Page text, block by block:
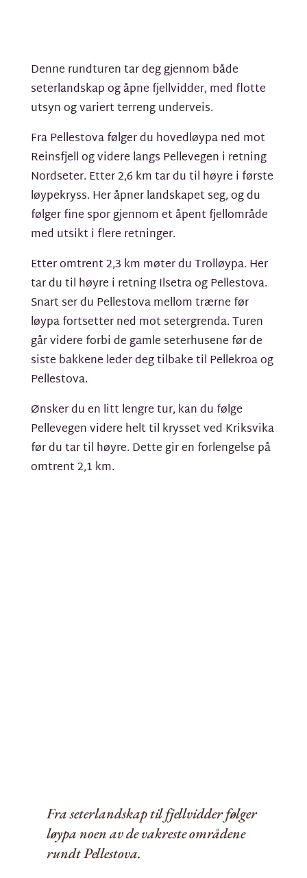
Denne rundturen tar deg gjennom både
seterlandskap og åpne fjellvidder, med flotte
utsyn og variert terreng underveis.
Fra Pellestova følger du hovedløypa ned mot
Reinsfjell og videre langs Pellevegen i retning
Nordseter. Etter 2,6 km tar du til høyre i første
løypekryss. Her åpner landskapet seg, og du
følger fine spor gjennom et åpent fjellområde
med utsikt i flere retninger.
Etter omtrent 2,3 km møter du Trolløypa. Her
tar du til høyre i retning Ilsetra og Pellestova.
Snart ser du Pellestova mellom trærne før
løypa fortsetter ned mot setergrenda. Turen
går videre forbi de gamle seterhusene før de
siste bakkene leder deg tilbake til Pellekroa og
Pellestova.
Ønsker du en litt lengre tur, kan du følge
Pellevegen videre helt til krysset ved Kriksvika
før du tar til høyre. Dette gir en forlengelse på
omtrent 2,1 km.
Fra seterlandskap til fjellvidder følger
løypa noen av de vakreste områdene
rundt Pellestova.